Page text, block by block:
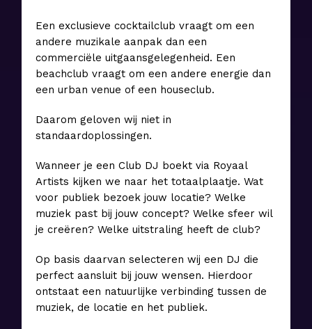
Een exclusieve cocktailclub vraagt om een
andere muzikale aanpak dan een
commerciële uitgaansgelegenheid. Een
beachclub vraagt om een andere energie dan
een urban venue of een houseclub.
Daarom geloven wij niet in
standaardoplossingen.
Wanneer je een Club DJ boekt via Royaal
Artists kijken we naar het totaalplaatje. Wat
voor publiek bezoek jouw locatie? Welke
muziek past bij jouw concept? Welke sfeer wil
je creëren? Welke uitstraling heeft de club?
Op basis daarvan selecteren wij een DJ die
perfect aansluit bij jouw wensen. Hierdoor
ontstaat een natuurlijke verbinding tussen de
muziek, de locatie en het publiek.